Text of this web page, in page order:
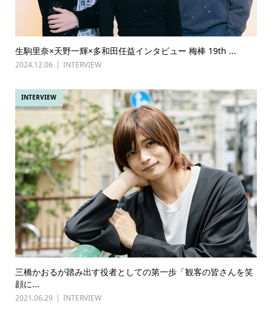
生駒里奈×天野一輝×多和田任益インタビュー 梅棒 19th ...
2024.12.06 INTERVIEW
INTERVIEW
三橋かおるが踏み出す役者としての第一歩「観客の皆さんを笑
顔に...
2021.06.29 INTERVIEW